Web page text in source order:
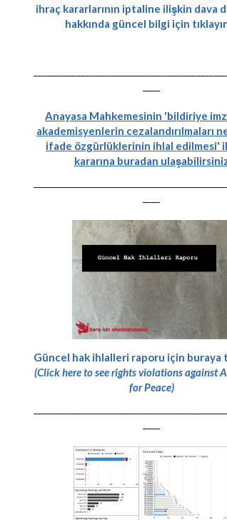
ihraç kararlarının iptaline ilişkin dava
hakkında güncel bilgi için
----
Anayasa Mahkemesinin 'bildiriye
akademisyenlerin cezalandırılmaları
ifade özgürlüklerinin ihlal edilmesi'
kararına buradan
----
Güncel hak ihlalleri raporu için buraya
(Click here to see rights violations against
for Peace)
----